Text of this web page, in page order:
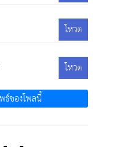
โหวต
โหวต
ธ์ของโพลนี้